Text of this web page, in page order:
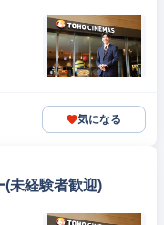
気になる
(未経験者歓迎)